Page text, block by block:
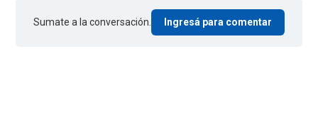
Sumate a la conversación. Ingresá para comentar